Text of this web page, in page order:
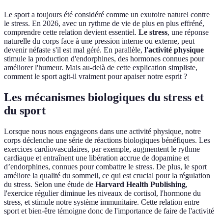
Le sport a toujours été considéré comme un exutoire naturel contre
le stress. En 2026, avec un rythme de vie de plus en plus effréné,
comprendre cette relation devient essentiel. Le stress, une réponse
naturelle du corps face à une pression interne ou externe, peut
devenir néfaste s'il est mal géré. En parallèle, l'activité physique
stimule la production d'endorphines, des hormones connues pour
améliorer l'humeur. Mais au-delà de cette explication simpliste,
comment le sport agit-il vraiment pour apaiser notre esprit ?
Les mécanismes biologiques du stress et
du sport
Lorsque nous nous engageons dans une activité physique, notre
corps déclenche une série de réactions biologiques bénéfiques. Les
exercices cardiovasculaires, par exemple, augmentent le rythme
cardiaque et entraînent une libération accrue de dopamine et
d’endorphines, connues pour combattre le stress. De plus, le sport
améliore la qualité du sommeil, ce qui est crucial pour la régulation
du stress. Selon une étude de Harvard Health Publishing,
l'exercice régulier diminue les niveaux de cortisol, l'hormone du
stress, et stimule notre système immunitaire. Cette relation entre
sport et bien-être témoigne donc de l'importance de faire de l'activité